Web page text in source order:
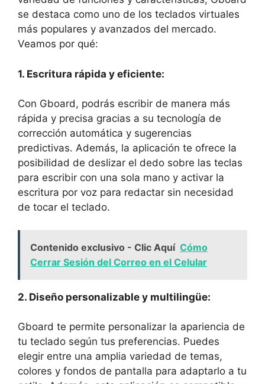
se destaca como uno ⁤de los ‌teclados virtuales‍
más‍ populares y ⁣avanzados del‌ mercado.
Veamos‌ por qué:
1. Escritura rápida y eficiente:
Con Gboard, podrás‌ escribir de ⁣manera más
rápida y ​precisa ‍gracias a su tecnología de
corrección automática y sugerencias
predictivas. Además, ‌la aplicación te ‍ofrece la
posibilidad de deslizar ​el dedo⁣ sobre las teclas‌
para escribir con⁤ una sola mano ‍y activar la
escritura por⁣ voz ​para redactar sin ‍necesidad​
de ⁢tocar el teclado.
Contenido exclusivo - Clic Aquí Cómo
Cerrar Sesión del Correo en el Celular
2. Diseño⁢ personalizable y multilingüe:
Gboard⁤ te permite​ personalizar la‍ apariencia de
tu teclado según tus preferencias. Puedes
elegir‍ entre una amplia variedad ⁤de ⁤temas,
⁣colores y ⁤fondos de⁤ pantalla para ⁣adaptarlo a tu‍